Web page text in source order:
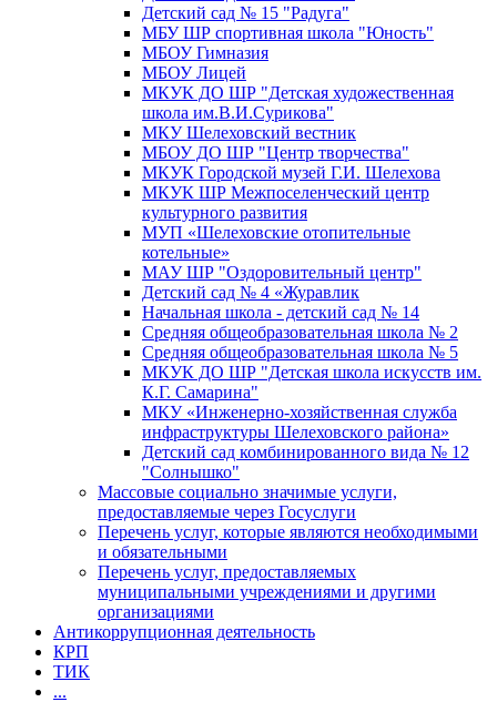
Детский сад № 15 "Радуга"
МБУ ШР спортивная школа "Юность"
МБОУ Гимназия
МБОУ Лицей
МКУК ДО ШР "Детская художественная
школа им.В.И.Сурикова"
МКУ Шелеховский вестник
МБОУ ДО ШР "Центр творчества"
МКУК Городской музей Г.И. Шелехова
МКУК ШР Межпоселенческий центр
культурного развития
МУП «Шелеховские отопительные
котельные»
МАУ ШР "Оздоровительный центр"
Детский сад № 4 «Журавлик
Начальная школа - детский сад № 14
Средняя общеобразовательная школа № 2
Средняя общеобразовательная школа № 5
МКУК ДО ШР "Детская школа искусств им.
К.Г. Самарина"
МКУ «Инженерно-хозяйственная служба
инфраструктуры Шелеховского района»
Детский сад комбинированного вида № 12
"Солнышко"
Массовые социально значимые услуги,
предоставляемые через Госуслуги
Перечень услуг, которые являются необходимыми
и обязательными
Перечень услуг, предоставляемых
муниципальными учреждениями и другими
организациями
Антикоррупционная деятельность
КРП
ТИК
...